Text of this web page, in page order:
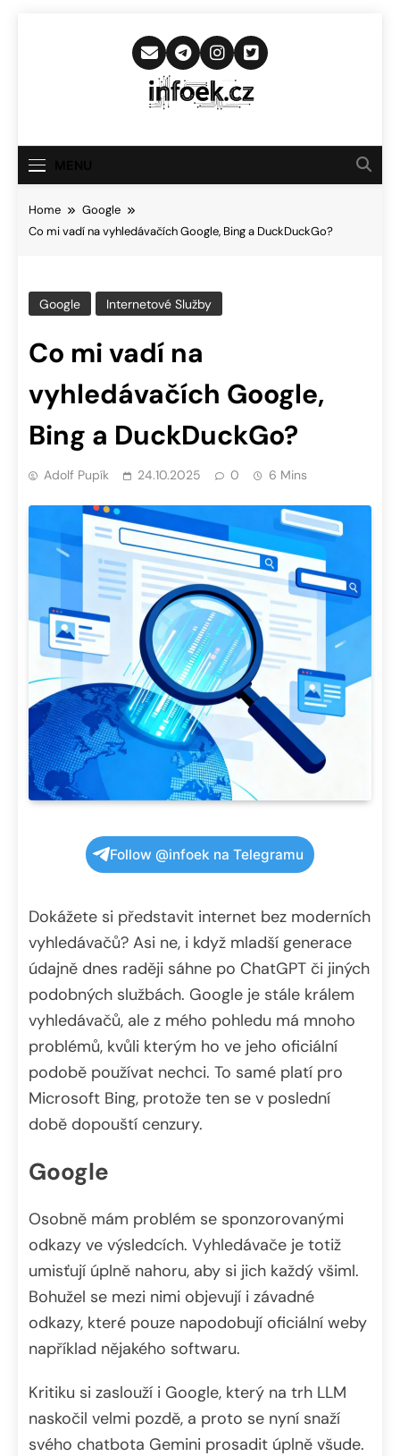
Infoek.cz
Novinkám
Home
Google
Co mi vadí na vyhledávačích Google, Bing a DuckDuckGo?
Google Internetové Služby
Co mi vadí na
vyhledávačích Google,
Bing a DuckDuckGo?
Adolf Pupík 24.10.2025 0 6 Mins
Follow @infoek na Telegramu
Dokážete si představit internet bez moderních
vyhledávačů? Asi ne, i když mladší generace
údajně dnes raději sáhne po ChatGPT či jiných
podobných službách. Google je stále králem
vyhledávačů, ale z mého pohledu má mnoho
problémů, kvůli kterým ho ve jeho oficiální
podobě používat nechci. To samé platí pro
Microsoft Bing, protože ten se v poslední
době dopouští cenzury.
Google
Osobně mám problém se sponzorovanými
odkazy ve výsledcích. Vyhledávače je totiž
umisťují úplně nahoru, aby si jich každý všiml.
Bohužel se mezi nimi objevují i závadné
odkazy, které pouze napodobují oficiální weby
například nějakého softwaru.
Kritiku si zaslouží i Google, který na trh LLM
naskočil velmi pozdě, a proto se nyní snaží
svého chatbota Gemini prosadit úplně všude.